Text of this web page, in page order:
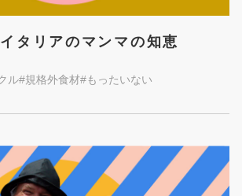
タリアのマンマの知恵
ル#規格外食材#もったいない